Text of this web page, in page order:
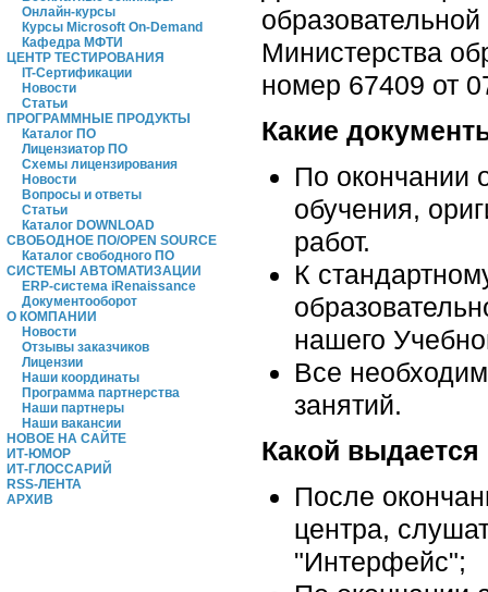
Онлайн-курсы
Курсы Microsoft On-Demand
Кафедра МФТИ
ЦЕНТР ТЕСТИРОВАНИЯ
IT-Сертификации
Новости
Статьи
ПРОГРАММНЫЕ ПРОДУКТЫ
Каталог ПО
Лицензиатор ПО
Схемы лицензирования
Новости
Вопросы и ответы
Статьи
Каталог DOWNLOAD
СВОБОДНОЕ ПО/OPEN SOURCE
Каталог свободного ПО
СИСТЕМЫ АВТОМАТИЗАЦИИ
ERP-система iRenaissance
Документооборот
О КОМПАНИИ
Новости
Отзывы заказчиков
Лицензии
Наши координаты
Программа партнерства
Наши партнеры
Наши вакансии
НОВОЕ НА САЙТЕ
ИТ-ЮМОР
ИТ-ГЛОССАРИЙ
RSS-ЛЕНТА
АРХИВ
Министерства
номер 67409 от
Какие
По окончании
обучения,
работ.
К
нашего
Все
занятий.
Какой
После
центра,
"Интерфейс";